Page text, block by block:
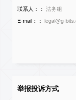
联系人：： 法务组
E-mail：： legal@g-
举报投诉方式